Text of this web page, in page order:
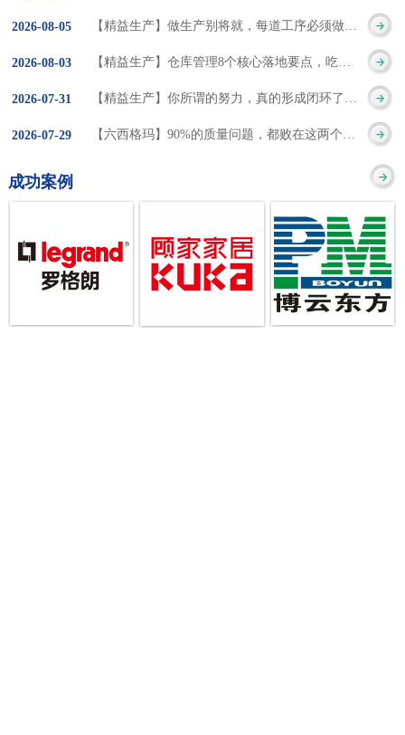
心思想主要包括：
1、客户驱动：从客户的
角度来看待产品(服务)的
价值 2、识别浪费：
确定服务或产品价值
管理咨询经验，我们认
厂，我们可以分为两个
方面来看，一是硬件的
智能化，二是各种业务
流程信息的网络化；硬
件的智能化基于两个前
提条件：即设备的自动
化和管理的信息化；网
进的人才可用”这些都是
在推行6S及目视化管理
时困扰企业的问题。基
于“建立可持续推进的6S
传统的6S推进方式，冠
卓更关注营造全员参与
的氛围以及培养企业自
技术手段。MES可以为
应、有弹性、精细化的
制造业环境，帮助企业
降低成本、缩短交期、
提高产品的质量和提高
服务质量。适用于不同
行业(家电、汽车、半导
体、通讯、IT、医药、
2026-08-05
2026-08-03
2026-07-31
2026-07-29
成功案例